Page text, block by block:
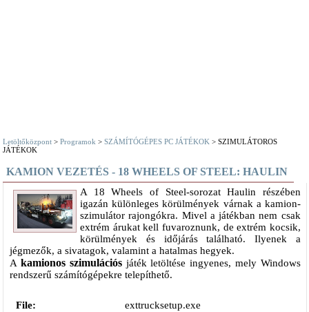
Letöltőközpont >Programok >SZÁMÍTÓGÉPES PC JÁTÉKOK > SZIMULÁTOROS
JÁTÉKOK
KAMION VEZETÉS - 18 WHEELS OF STEEL: HAULIN
A 18 Wheels of Steel-sorozat Haulin részében
igazán különleges körülmények várnak a kamion-
szimulátor rajongókra. Mivel a játékban nem csak
extrém árukat kell fuvaroznunk, de extrém kocsik,
körülmények és időjárás található. Ilyenek a
jégmezők, a sivatagok, valamint a hatalmas hegyek.
Akamionos szimulációsjáték letöltése ingyenes, mely Windows
rendszerű számítógépekre telepíthető.
File:
exttrucksetup.exe